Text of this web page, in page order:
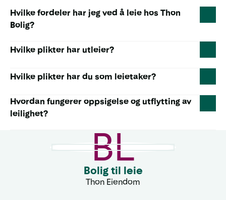
Hvilke fordeler har jeg ved å leie hos Thon
Bolig?
Hvilke plikter har utleier?
Hvilke plikter har du som leietaker?
Hvordan fungerer oppsigelse og utflytting av
leilighet?
Bolig til leie
Thon Eiendom
BL